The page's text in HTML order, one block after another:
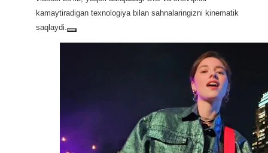
kamaytiradigan texnologiya bilan sahnalaringizni kinematik
saqlaydi.